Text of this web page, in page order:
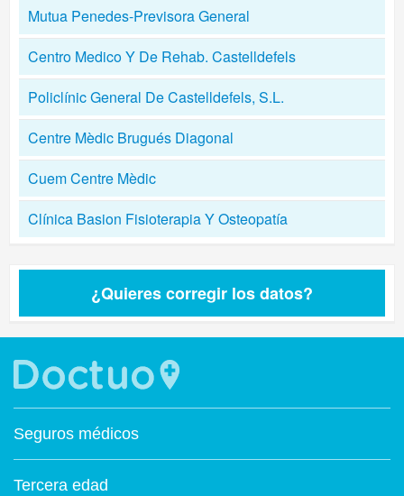
Mutua Penedes-Previsora General
Centro Medico Y De Rehab. Castelldefels
Policlínic General De Castelldefels, S.L.
Centre Mèdic Brugués Diagonal
Cuem Centre Mèdic
Clínica Basion Fisioterapia Y Osteopatía
¿Quieres corregir los datos?
Seguros médicos
Tercera edad